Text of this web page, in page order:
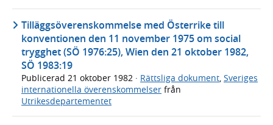
Tilläggsöverenskommelse med Österrike till
konventionen den 11 november 1975 om social
trygghet (SÖ 1976:25), Wien den 21 oktober 1982,
SÖ 1983:19
Publicerad 21 oktober 1982 · Rättsliga dokument, Sveriges
internationella överenskommelser från
Utrikesdepartementet